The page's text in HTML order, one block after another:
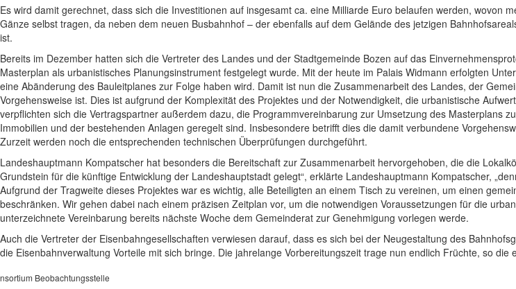
Es wird damit gerechnet, dass sich die Investitionen auf insgesamt ca. eine Milliarde Euro belaufen werden, wovon
Gänze selbst tragen, da neben dem neuen Busbahnhof – der ebenfalls auf dem Gelände des jetzigen
ist.
Bereits im Dezember hatten sich die Vertreter des Landes und der Stadtgemeinde Bozen auf das
Masterplan als urbanistisches Planungsinstrument festgelegt wurde. Mit der heute im Palais Widmann erfolgten
eine Abänderung des Bauleitplanes zur Folge haben wird. Damit ist nun die Zusammenarbeit des Landes, der
Vorgehensweise ist. Dies ist aufgrund der Komplexität des Projektes und der Notwendigkeit, die urbanistische
verpflichten sich die Vertragspartner außerdem dazu, die Programmvereinbarung zur Umsetzung des Masterplans
Immobilien und der bestehenden Anlagen geregelt sind. Insbesondere betrifft dies die damit verbundene
Zurzeit werden noch die entsprechenden technischen Überprüfungen durchgeführt.
Landeshauptmann Kompatscher hat besonders die Bereitschaft zur Zusammenarbeit hervorgehoben, die die
Grundstein für die künftige Entwicklung der Landeshauptstadt gelegt“, erklärte Landeshauptmann Kompatscher,
Aufgrund der Tragweite dieses Projektes war es wichtig, alle Beteiligten an einem Tisch zu vereinen, um einen
beschränken. Wir gehen dabei nach einem präzisen Zeitplan vor, um die notwendigen Voraussetzungen für die
unterzeichnete Vereinbarung bereits nächste Woche dem Gemeinderat zur Genehmigung vorlegen werde.
Auch die Vertreter der Eisenbahngesellschaften verwiesen darauf, dass es sich bei der Neugestaltung des
die Eisenbahnverwaltung Vorteile mit sich bringe. Die jahrelange Vorbereitungszeit trage nun endlich Früchte, so die
Beobachtungsstelle